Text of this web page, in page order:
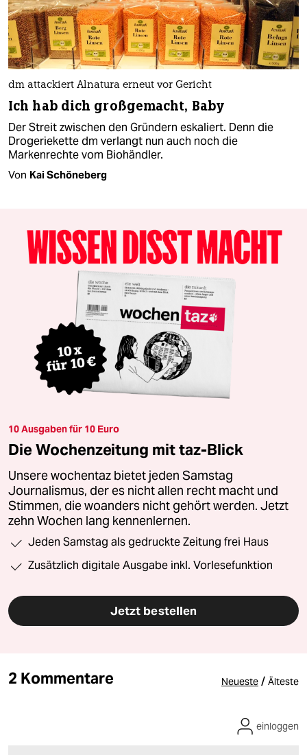
dm attackiert Alnatura erneut vor Gericht
Ich hab dich großgemacht, Baby
Der Streit zwischen den Gründern eskaliert. Denn die
Drogeriekette dm verlangt nun auch noch die
Markenrechte vom Biohändler.
Von Kai Schöneberg
10 Ausgaben für 10 Euro
Die Wochenzeitung mit taz-Blick
Unsere wochentaz bietet jeden Samstag
Journalismus, der es nicht allen recht macht und
Stimmen, die woanders nicht gehört werden. Jetzt
zehn Wochen lang kennenlernen.
Jeden Samstag als gedruckte Zeitung frei Haus
Zusätzlich digitale Ausgabe inkl. Vorlesefunktion
Jetzt bestellen
2 Kommentare Neueste / Älteste
einloggen